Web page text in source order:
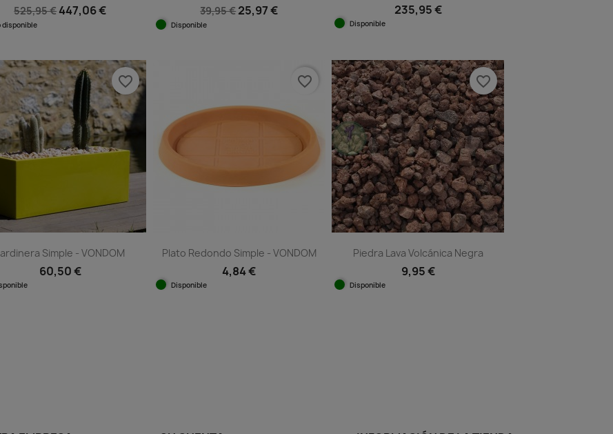
525,95 € 447,06 €
disponible
39,95 € 25,97 €
Disponible
235,95 €
Disponible
+11
Simple - VONDOM
60,50 €
favorite_border
Plato Redondo Simple - VONDOM
4,84 €
Disponible
favorite_border
Piedra Lava Volcánica Negra
9,95 €
Disponible
favorite_border